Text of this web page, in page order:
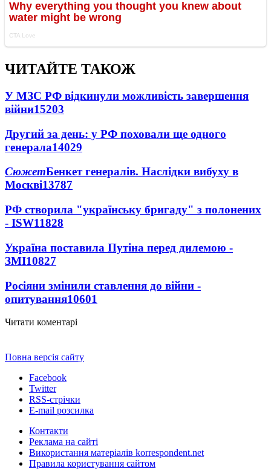
ЧИТАЙТЕ ТАКОЖ
У МЗС РФ відкинули можливість завершення
війни15203
Другий за день: у РФ поховали ще одного
генерала14029
СюжетБенкет генералів. Наслідки вибуху в
Москві13787
РФ створила "українську бригаду" з полонених
- ISW11828
Україна поставила Путіна перед дилемою -
ЗМІ10827
Росіяни змінили ставлення до війни -
опитування10601
Читати коментарі
Повна версія сайту
Facebook
Twitter
RSS-стрічки
E-mail розсилка
Контакти
Реклама на сайті
Використання матеріалів korrespondent.net
Правила користування сайтом